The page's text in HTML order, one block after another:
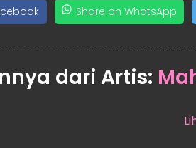
Share on WhatsApp
dari Artis: